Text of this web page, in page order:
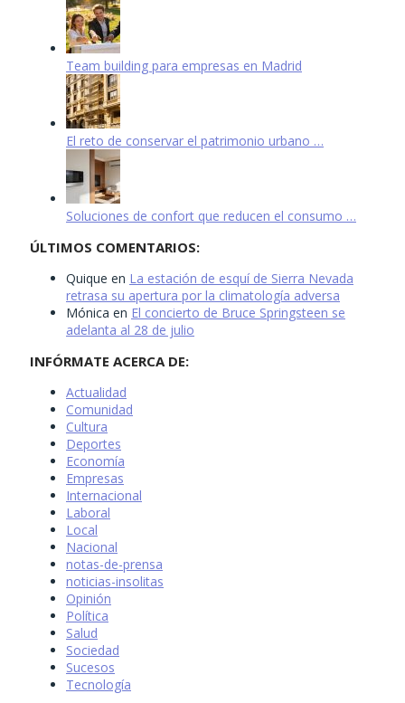
Team building para empresas en Madrid
El reto de conservar el patrimonio urbano …
Soluciones de confort que reducen el consumo …
ÚLTIMOS COMENTARIOS:
Quique en La estación de esquí de Sierra Nevada
retrasa su apertura por la climatología adversa
Mónica en El concierto de Bruce Springsteen se
adelanta al 28 de julio
INFÓRMATE ACERCA DE:
Actualidad
Comunidad
Cultura
Deportes
Economía
Empresas
Internacional
Laboral
Local
Nacional
notas-de-prensa
noticias-insolitas
Opinión
Política
Salud
Sociedad
Sucesos
Tecnología